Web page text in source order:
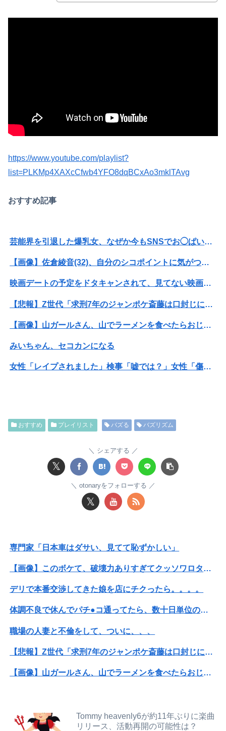
https://www.youtube.com/playlist?
list=PLKMp4XAXcCfwb4YFO8dqBCxAo3mklTAvg
おすすめ記事
芸能界を引退した爆乳女、なぜか今もSNSでお◯ぱい画像を投稿！
【画像】佐倉綾音(32)、自分のシコポイントに気がつくwwwwwww
映画デートの予定をドタキャンされて、見てない映画のチケ代を奢らされて、これはダメだと思って別れたよ
【悲報】Z世代「求刑7年のジャンポケ斎藤は口封じに被害者殺した方が量刑軽かっただろ」←1万いいね
【画像】山ガールさん、山でラーメンを食べたらおじさんに怒られるｗｗｗ
みいちゃん、セコカンになる
女性「レイプされました」検事「嘘では？」女性「傷ついたので訴えます」
ぐらんぶる原作最新話、ヤバすぎる
どうせ産むなら早いほうがいいのに、彼氏が「お金がない今は産めない」と言う。じゃあいくら貯めたら出産に踏み切れるの？と聞いたら...
鈴木奈穂子アナ 袖口からインナーチラ見え！！【GIF動画あり】
専門家「日本車はダサい、見てて恥ずかしい」
【画像】どのくノ一を快楽責めしたいｗｗｗｗｗ
【画像】このボケて、破壊力ありすぎてクッソワロタｗｗｗｗｗｗｗｗｗ
おすすめ プレイリスト バズる バズリズム
シェアする
𝕏
otonaryをフォローする
𝕏
専門家「日本車はダサい、見てて恥ずかしい」
【画像】このボケて、破壊力ありすぎてクッソワロタｗｗｗｗｗｗｗｗｗ
デリで本番交渉してきた娘を店にチクったら。。。。
体調不良で休んでパチ●コ通ってたら、数十日単位の証拠写真撮られて会社クビになった
職場の人妻と不倫をして、ついに、、、
【悲報】Z世代「求刑7年のジャンポケ斎藤は口封じに被害者殺した方が量刑軽かっただろ」←1万いいね
【画像】山ガールさん、山でラーメンを食べたらおじさんに怒られるｗｗｗ
女性「レイプされました」検事「嘘では？」女性「傷ついたので訴えます」
Tommy heavenly6が約11年ぶりに楽曲
リリース、活動再開の可能性は？